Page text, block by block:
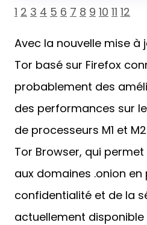
1 2 3 4 5 6 7 8 9 10 11 12
Avec la nouvelle mise à
Tor basé sur Firefox
probablement des
des performances sur
de processeurs M1 et
Tor Browser, qui
aux domaines .onion en
confidentialité et de la
actuellement